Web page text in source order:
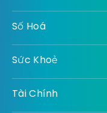
Số Hoá
Sức Khoẻ
Tài Chính